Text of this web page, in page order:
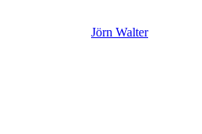
Jörn Walter